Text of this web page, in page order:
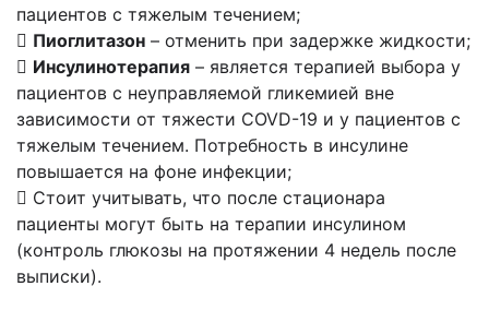
пациентов с тяжелым течением;
 Пиоглитазон – отменить при задержке жидкости;
 Инсулинотерапия – является терапией выбора у
пациентов с неуправляемой гликемией вне
зависимости от тяжести COVD-19 и у пациентов с
тяжелым течением. Потребность в инсулине
повышается на фоне инфекции;
 Стоит учитывать, что после стационара
пациенты могут быть на терапии инсулином
(контроль глюкозы на протяжении 4 недель после
выписки).